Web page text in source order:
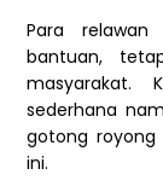
Para
bantuan,
masyarakat.
sederhana
gotong
ini.